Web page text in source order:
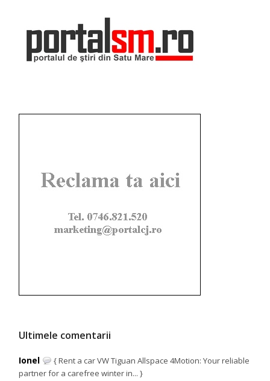
Ultimele comentarii
Ionel
{ Rent a car VW Tiguan Allspace 4Motion: Your reliable
partner for a carefree winter in... }